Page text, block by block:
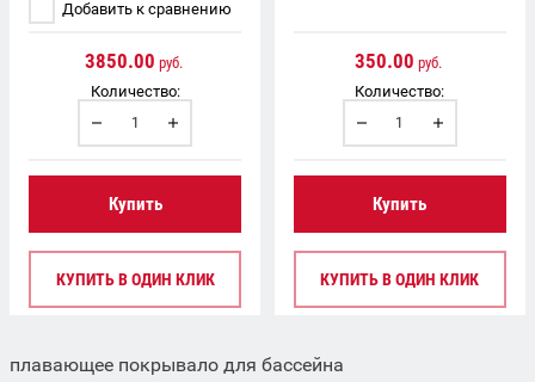
Добавить к сравнению
3850.00 руб.
Количество:
Купить
КУПИТЬ В ОДИН КЛИК
350.00 руб.
Количество:
Купить
КУПИТЬ В ОДИН КЛИК
плавающее покрывало для бассейна